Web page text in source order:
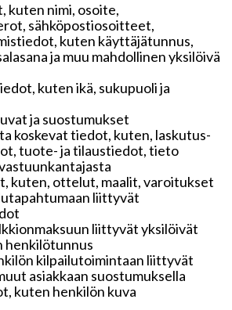
kuten nimi, osoite,
sähköpostiosoitteet,
kuten käyttäjätunnus,
ja muu mahdollinen yksilöivä
kuten ikä, sukupuoli ja
ja suostumukset
koskevat tiedot, kuten, laskutus-
tuote- ja tilaustiedot, tieto
kuten, ottelut, maalit, varoitukset
liittyvät
liittyvät yksilöivät
henkilötunnus
kilpailutoimintaan liittyvät
asiakkaan suostumuksella
kuten henkilön kuva